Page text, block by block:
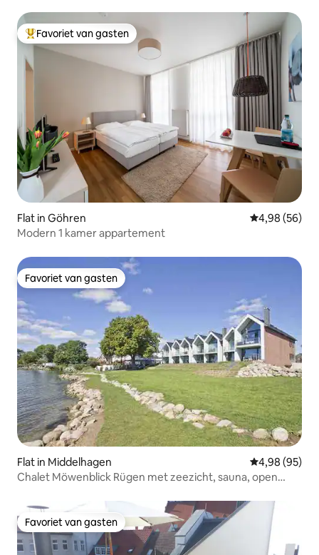
Topfavoriet van gasten
Favoriet van gasten
Flat in Göhren Gemiddelde
4,98 (56)
Modern 1 kamer appartement
Favoriet van gasten
Favoriet van gasten
Flat in Middelhagen Gemiddelde
4,98 (95)
Chalet Möwenblick Rügen met zeezicht, sauna, open
Favoriet van gasten
Favoriet van gasten